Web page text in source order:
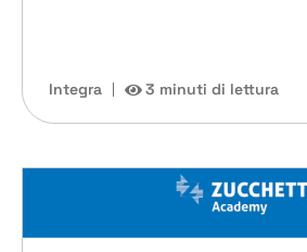
Integra 3 minuti di lettura